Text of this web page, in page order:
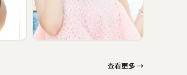
查看更多 →